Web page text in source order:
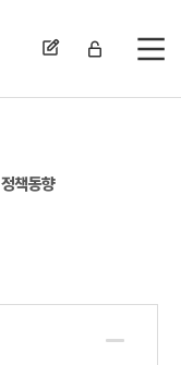
전
정책동향